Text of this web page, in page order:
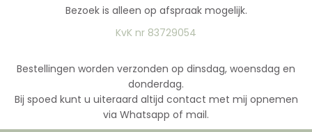
Bezoek is alleen op afspraak mogelijk.
KvK nr 83729054
Bestellingen worden verzonden op dinsdag, woensdag en
donderdag.
Bij spoed kunt u uiteraard altijd contact met mij opnemen
via Whatsapp of mail.